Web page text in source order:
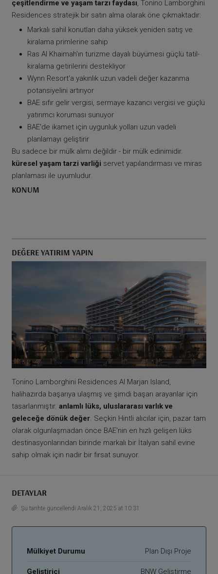
çeşitlendirme ve yaşam tarzı faydası, Tonino Lamborghini
Residences stratejik bir satın alma olarak öne çıkmaktadır:
Markalı sahil konutları daha yüksek yeniden satış ve
kiralama primlerine sahip
Ras Al Khaimah'ın turizme dayalı büyümesi güçlü tatil-
kiralama getirilerini destekliyor
Wynn Resort'a yakınlık uzun vadeli değer kazanma
potansiyelini artırıyor
BAE sıfır gelir vergisi, sermaye kazancı vergisi ve güçlü
yatırımcı koruması sunuyor
BAE'de ikamet için uygunluk yolları uzun vadeli
planlamayı geliştirir
Bu sadece bir mülk alımı değildir - bir mülk edinimidir.
küresel yaşam tarzi varliği servet yapılandırması ve miras
planlaması ile uyumludur.
KONUM
DEĞERE YATIRIM YAPIN
Tonino Lamborghini Residences Al Marjan Island,
halihazırda başarıya ulaşmış ve şimdi başarı arayanlar için
tasarlanmıştır. anlamlı lüks, uluslararası varlık ve
geleceğe dönük değer. Seçkin Hintli alıcılar için, pazar tam
olarak olgunlaşmadan önce BAE'nin en hızlı gelişen lüks
destinasyonlarından birinde markalı bir İtalyan sahil evine
sahip olmak için nadir bir fırsat sunuyor.
DETAYLAR
Şu tarihte güncellendi Aralık 21, 2025 at 10:31
Mülkiyet Durumu Plan Dışı Proje
Geliştirici BNW Geliştirme